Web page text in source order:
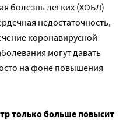
болезнь легких (ХОБЛ)
недостаточность,
коронавирусной
могут давать
на фоне повышения
только больше повысит